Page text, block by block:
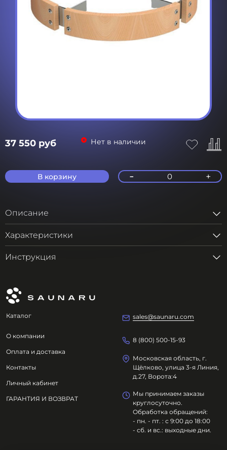
37 550 руб Нет в наличии
В корзину - 0 +
Описание
Характеристики
Инструкция
Каталог
О компании
Оплата и доставка
Контакты
Личный кабинет
ГАРАНТИЯ И ВОЗВРАТ
sales@saunaru.com
8 (800) 500-15-93
Московская область, г.
Щёлково, улица 3-я Линия,
д.27, Ворота:4
Мы принимаем заказы
круглосуточно.
Обработка обращений:
- пн. - пт. : с 9:00 до 18:00
- сб. и вс.: выходные дни.